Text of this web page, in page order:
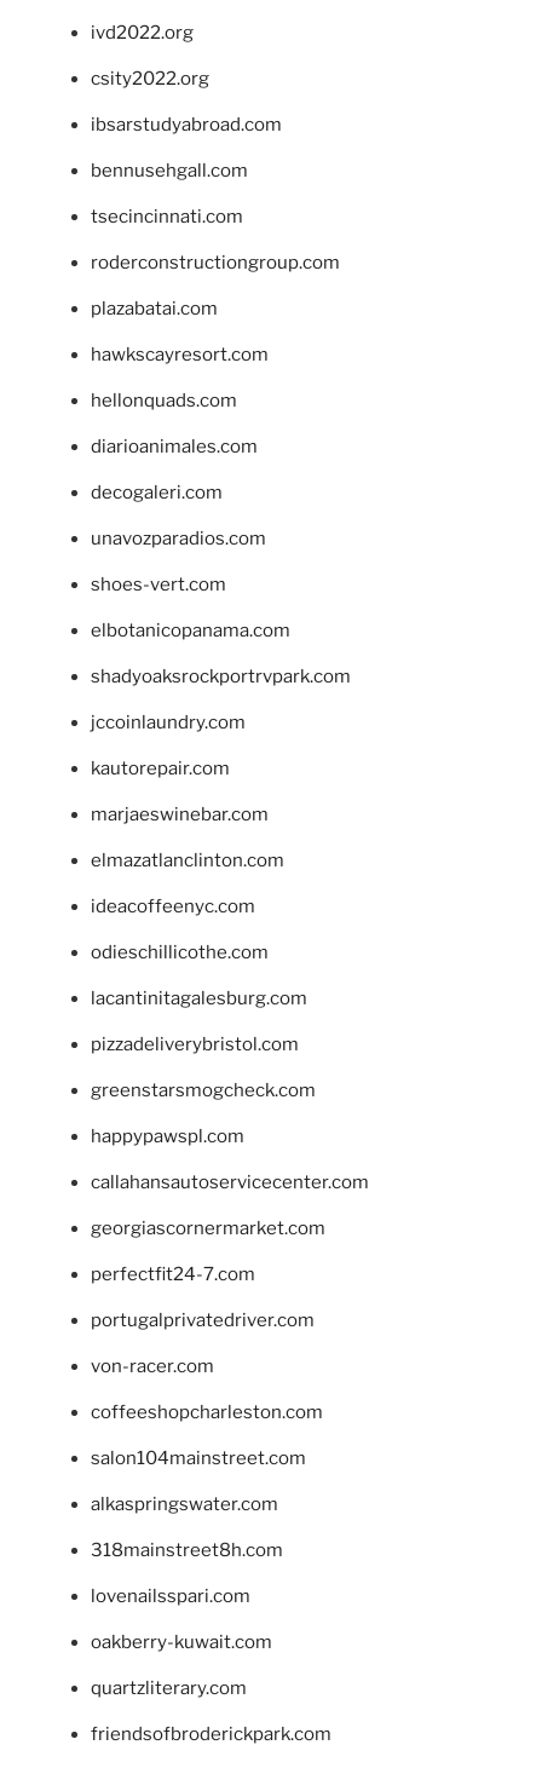
ivd2022.org
csity2022.org
ibsarstudyabroad.com
bennusehgall.com
tsecincinnati.com
roderconstructiongroup.com
plazabatai.com
hawkscayresort.com
hellonquads.com
diarioanimales.com
decogaleri.com
unavozparadios.com
shoes-vert.com
elbotanicopanama.com
shadyoaksrockportrvpark.com
jccoinlaundry.com
kautorepair.com
marjaeswinebar.com
elmazatlanclinton.com
ideacoffeenyc.com
odieschillicothe.com
lacantinitagalesburg.com
pizzadeliverybristol.com
greenstarsmogcheck.com
happypawspl.com
callahansautoservicecenter.com
georgiascornermarket.com
perfectfit24-7.com
portugalprivatedriver.com
von-racer.com
coffeeshopcharleston.com
salon104mainstreet.com
alkaspringswater.com
318mainstreet8h.com
lovenailsspari.com
oakberry-kuwait.com
quartzliterary.com
friendsofbroderickpark.com